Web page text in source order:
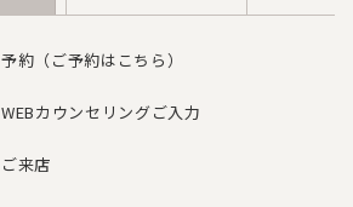
予約（ご予約はこちら）
WEBカウンセリングご入力
ご来店